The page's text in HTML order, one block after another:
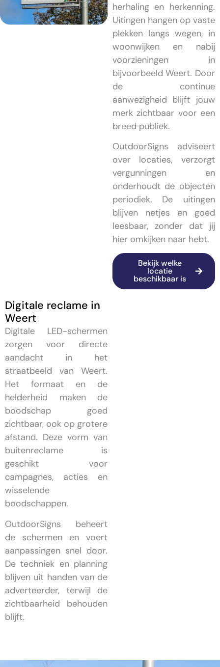
herhaling en herkenning.
Uitingen hangen op vaste
plekken langs wegen, in
woonwijken en nabij
voorzieningen in
bijvoorbeeld Weert. Door
de continue
aanwezigheid blijft jouw
merk zichtbaar voor een
breed publiek.
OutdoorSigns adviseert
over locaties, verzorgt
vergunningen en
onderhoudt de objecten
periodiek. De uitingen
blijven netjes en goed
leesbaar, zonder dat jij
hier omkijken naar hebt.
Bekijk welke
locatie
beschikbaar is
Digitale reclame in
Weert
Digitale LED-schermen
zorgen voor directe
aandacht in het
straatbeeld van Weert.
Het formaat en de
helderheid maken de
boodschap goed
zichtbaar, ook op grotere
afstand. Deze vorm van
buitenreclame is
geschikt voor
campagnes, acties en
wisselende
boodschappen.
OutdoorSigns beheert
de schermen en voert
aanpassingen snel door.
De techniek en planning
blijven uit handen van de
adverteerder, terwijl de
zichtbaarheid behouden
blijft.